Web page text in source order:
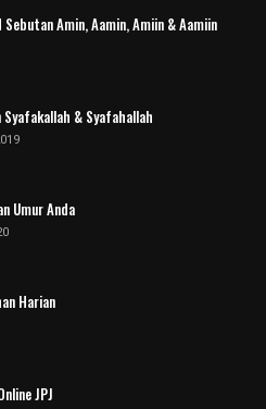
Sebutan Amin, Aamin, Amiin & Aamiin
& Syafahallah
Umur Anda
Harian
JPJ